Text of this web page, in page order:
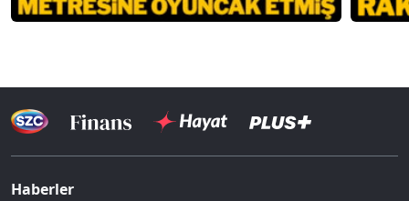
Haberler